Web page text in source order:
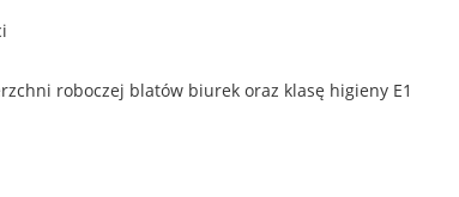
roboczej blatów biurek oraz klasę higieny E1